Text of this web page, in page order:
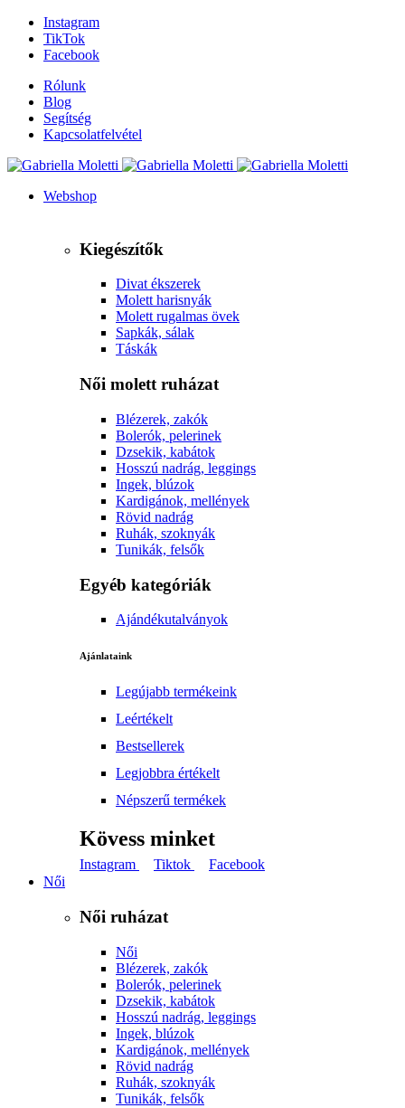
Instagram
TikTok
Facebook
Rólunk
Blog
Segítség
Kapcsolatfelvétel
Webshop
Kiegészítők
Divat ékszerek
Molett harisnyák
Molett rugalmas övek
Sapkák, sálak
Táskák
Női molett ruházat
Blézerek, zakók
Bolerók, pelerinek
Dzsekik, kabátok
Hosszú nadrág, leggings
Ingek, blúzok
Kardigánok, mellények
Rövid nadrág
Ruhák, szoknyák
Tunikák, felsők
Egyéb kategóriák
Ajándékutalványok
Ajánlataink
Legújabb termékeink
Leértékelt
Bestsellerek
Legjobbra értékelt
Népszerű termékek
Kövess minket
Instagram Tiktok
Facebook
Női
Női ruházat
Női
Blézerek, zakók
Bolerók, pelerinek
Dzsekik, kabátok
Hosszú nadrág, leggings
Ingek, blúzok
Kardigánok, mellények
Rövid nadrág
Ruhák, szoknyák
Tunikák, felsők